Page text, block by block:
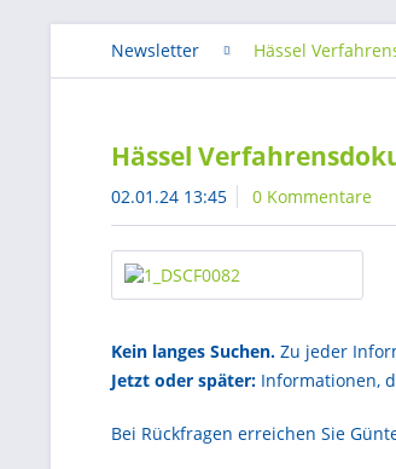
Newsletter Hässel
Hässel
02.01.24 13:45 0 Kommentare
Kein langes Suchen. Zu jeder
Jetzt oder später: Informationen,
Bei Rückfragen erreichen Sie